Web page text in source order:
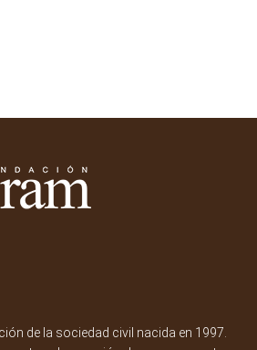
de la sociedad civil nacida en 1997.